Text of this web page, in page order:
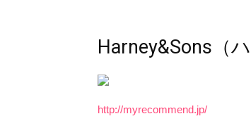
Harney&Sons（
http://myrecommend.jp/